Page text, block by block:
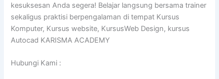
kesuksesan Anda segera! Belajar langsung bersama trainer
sekaligus praktisi berpengalaman di tempat Kursus
Komputer, Kursus website, KursusWeb Design, kursus
Autocad KARISMA ACADEMY
Hubungi Kami :